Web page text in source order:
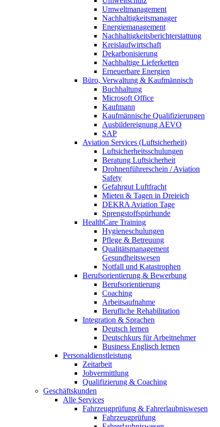
Umweltmanagement
Nachhaltigkeitsmanager
Energiemanagement
Nachhaltigkeitsberichterstattung
Kreislaufwirtschaft
Dekarbonisierung
Nachhaltige Lieferketten
Erneuerbare Energien
Büro, Verwaltung & Kaufmännisch
Buchhaltung
Microsoft Office
Kaufmann
Kaufmännische Qualifizierungen
Ausbildereignung AEVO
SAP
Aviation Services (Luftsicherheit)
Luftsicherheitsschulungen
Beratung Luftsicherheit
Drohnenführerschein / Aviation
Safety
Gefahrgut Luftfracht
Mieten & Tagen in Dreieich
DEKRA Aviation Tage
Sprengstoffspürhunde
HealthCare Training
Hygieneschulungen
Pflege & Betreuung
Qualitätsmanagement
Gesundheitswesen
Notfall und Katastrophen
Berufsorientierung & Bewerbung
Berufsorientierung
Coaching
Arbeitsaufnahme
Berufliche Rehabilitation
Integration & Sprachen
Deutsch lernen
Deutschkurs für Arbeitnehmer
Business Englisch lernen
Personaldienstleistung
Zeitarbeit
Jobvermittlung
Qualifizierung & Coaching
Geschäftskunden
Alle Services
Fahrzeugprüfung & Fahrerlaubniswesen
Fahrzeugprüfung